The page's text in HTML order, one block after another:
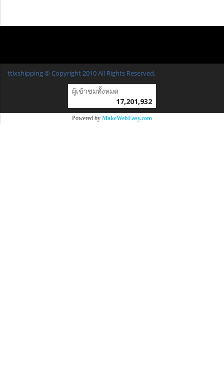
ttlxshipping © Copyright 2010 All Rights Reserved.
ผู้เข้าชมวันนี้
Powered byMakeWebEasy.com